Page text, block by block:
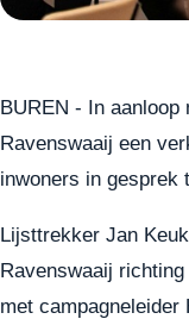
BUREN - In
Ravenswaaij een
inwoners in gesprek
Lijsttrekker Jan
Ravenswaaij
met